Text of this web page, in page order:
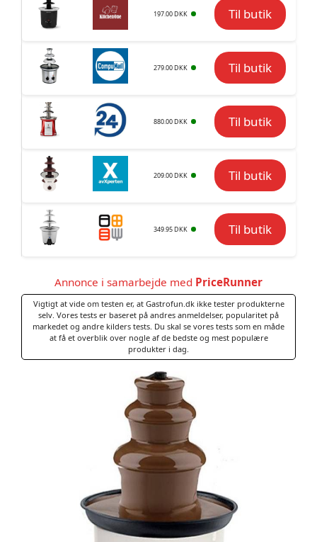
197.00 DKK Til butik
279.00 DKK Til butik
880.00 DKK Til butik
209.00 DKK Til butik
349.95 DKK Til butik
Annonce i samarbejde med PriceRunner
Vigtigt at vide om testen er, at Gastrofun.dk ikke tester produkterne
selv. Vores tests er baseret på andres anmeldelser, popularitet på
markedet og andre kilders tests. Du skal se vores tests som en måde
at få et overblik over nogle af de bedste og mest populære
produkter i dag.